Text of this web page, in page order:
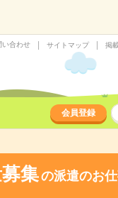
い合わせ サイトマップ 掲
会員登録
集の派遣のお